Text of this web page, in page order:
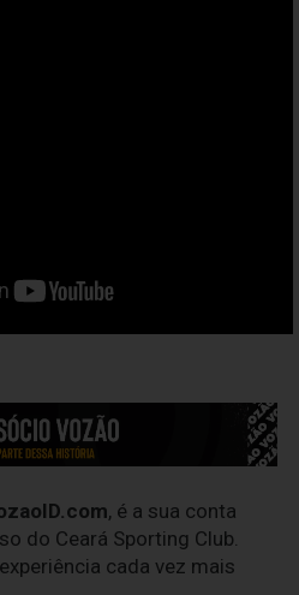
, é a sua conta
do Ceará Sporting Club.
cada vez mais